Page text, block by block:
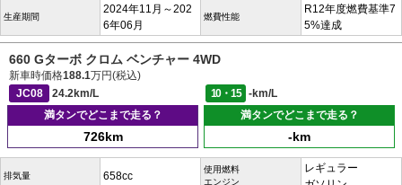
生産期間
2024年11月～202
6年06月
燃費性能
R12年度燃費基準7
5%達成
660 Gターボ クロム ベンチャー 4WD
新車時価格188.1万円(税込)
JC08
24.2km/L 10・15
-km/L
満タンでどこまで走る？
726km
満タンでどこまで走る？
-km
排気量 658cc
使用燃料
エンジン
レギュラー